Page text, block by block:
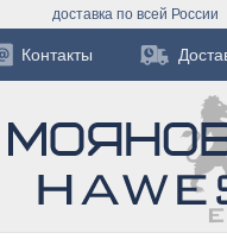
доставка по всей России
Контакты